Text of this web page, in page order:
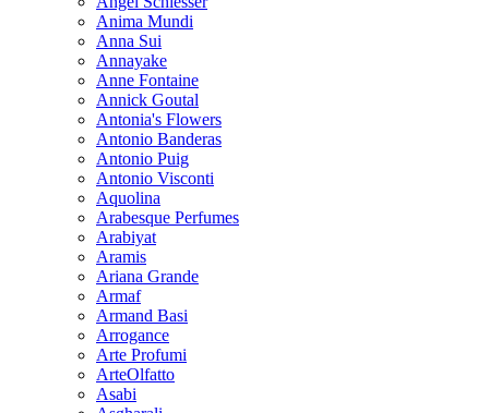
Anima Mundi
Anna Sui
Annayake
Anne Fontaine
Annick Goutal
Antonia's Flowers
Antonio Banderas
Antonio Puig
Antonio Visconti
Aquolina
Arabesque Perfumes
Arabiyat
Aramis
Ariana Grande
Armaf
Armand Basi
Arrogance
Arte Profumi
ArteOlfatto
Asabi